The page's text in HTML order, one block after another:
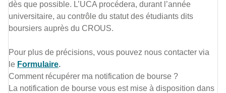
dès que possible. L’UCA procédera, durant l’année
universitaire, au contrôle du statut des étudiants dits
boursiers auprès du CROUS.
Pour plus de précisions, vous pouvez nous contacter via
le Formulaire.
Comment récupérer ma notification de bourse ?
La notification de bourse vous est mise à disposition dans